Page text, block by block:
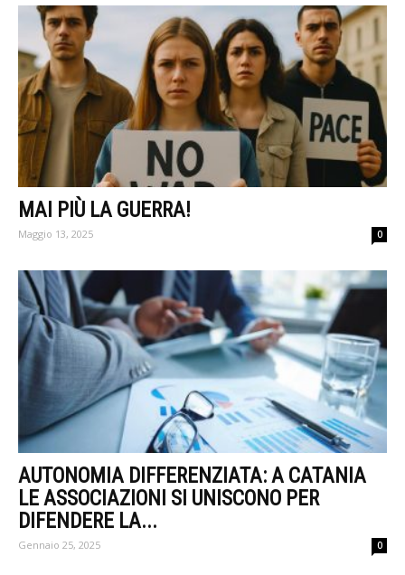
MAI PIÙ LA GUERRA!
Maggio 13, 2025 0
AUTONOMIA DIFFERENZIATA: A CATANIA
LE ASSOCIAZIONI SI UNISCONO PER
DIFENDERE LA...
Gennaio 25, 2025 0